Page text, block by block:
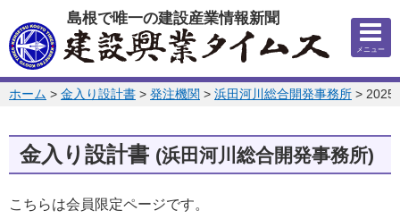
このページの本文へ
島根で唯一の建設産業情報新聞
メニュー
このページの位置:
ホーム > 金入り設計書 > 発注機関 > 浜田河川総合開発事務所 > 2025
金入り設計書 (浜田河川総合開発事務所)
こちらは会員限定ページです。